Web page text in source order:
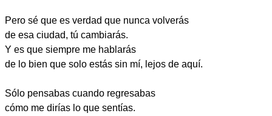
Pero sé que es verdad que nunca volverás
de esa ciudad, tú cambiarás.
Y es que siempre me hablarás
de lo bien que solo estás sin mí, lejos de aquí.
Sólo pensabas cuando regresabas
cómo me dirías lo que sentías.